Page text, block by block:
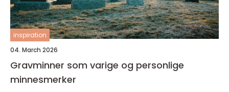
inspiration
04. March 2026
Gravminner som varige og personlige
minnesmerker